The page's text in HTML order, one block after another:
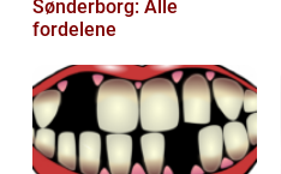
Sønderborg: Alle
fordelene